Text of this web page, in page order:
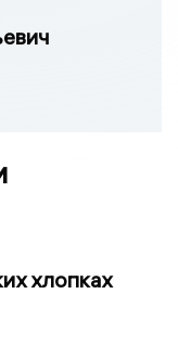
хлопках